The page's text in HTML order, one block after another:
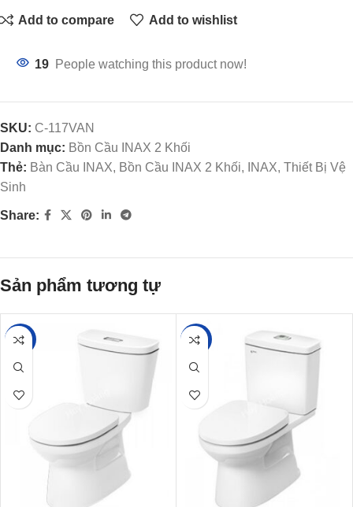
Add to compare Add to wishlist
19 People watching this product now!
SKU: C-117VAN
Danh mục: Bồn Cầu INAX 2 Khối
Thẻ: Bàn Cầu INAX, Bồn Cầu INAX 2 Khối, INAX, Thiết Bị Vệ
Sinh
Share:
Sản phẩm tương tự
-17% -30%